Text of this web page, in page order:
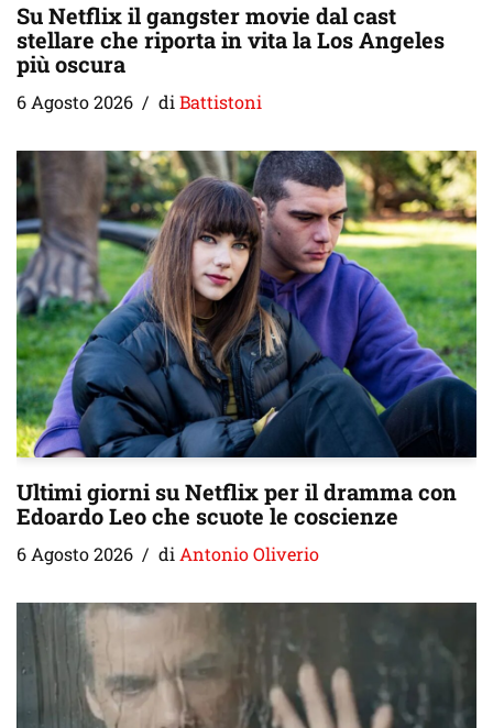
Su Netflix il gangster movie dal cast
stellare che riporta in vita la Los Angeles
più oscura
6 Agosto 2026 diBattistoni
Ultimi giorni su Netflix per il dramma con
Edoardo Leo che scuote le coscienze
6 Agosto 2026 di Antonio Oliverio